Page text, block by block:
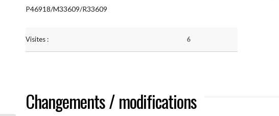
P46918/M33609/R33609
Visites : 6
Changements / modifications